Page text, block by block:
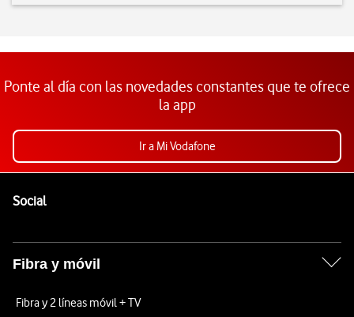
Ponte al día con las novedades constantes que te ofrece
la app
Ir a Mi Vodafone
SocialEnlaces a las redes sociales de Vodafone
Fibra y móvil
Fibra y 2 líneas móvil + TV